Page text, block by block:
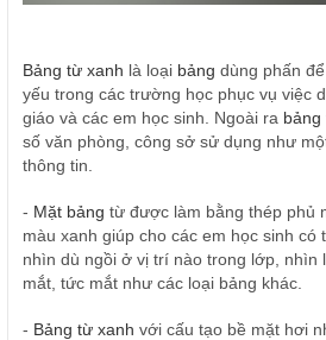
Bảng từ xanh là loại bảng dùng phấn
yếu trong các trường học phục vụ việc
giáo và các em học sinh. Ngoài ra bảng
số văn phòng, công sở sử dụng như
thông tin.
- Mặt bảng từ được làm bằng thép phủ
màu xanh giúp cho các em học sinh có
nhìn dù ngồi ở vị trí nào trong lớp, nhìn
mắt, tức mắt như các loại bảng khác.
- Bảng từ xanh với cấu tạo bề mặt hơi